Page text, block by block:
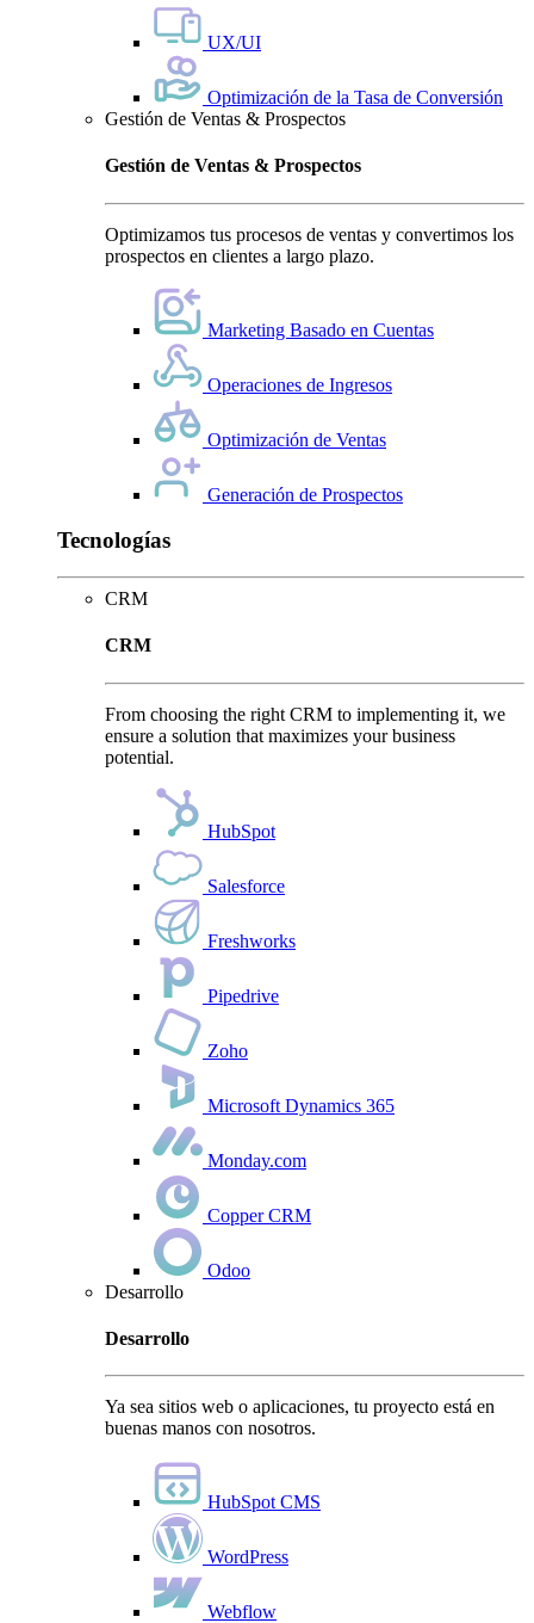
UX/UI
Optimización de la Tasa de Conversión
Gestión de Ventas & Prospectos
Gestión de Ventas & Prospectos
Optimizamos tus procesos de ventas y convertimos los
prospectos en clientes a largo plazo.
Marketing Basado en Cuentas
Operaciones de Ingresos
Optimización de Ventas
Generación de Prospectos
Tecnologías
CRM
CRM
From choosing the right CRM to implementing it, we
ensure a solution that maximizes your business
potential.
HubSpot
Salesforce
Freshworks
Pipedrive
Zoho
Microsoft Dynamics 365
Monday.com
Copper CRM
Odoo
Desarrollo
Desarrollo
Ya sea sitios web o aplicaciones, tu proyecto está en
buenas manos con nosotros.
HubSpot CMS
WordPress
Webflow